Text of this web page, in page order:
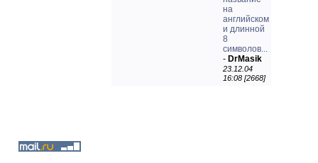
на
английском
и длинной
8
символов...
- DrMasik
23.12.04
16:08 [2668]